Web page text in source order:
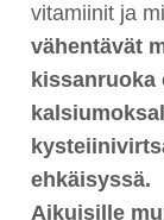
vitamiinit ja
vähentävät
kissanruoka
ehkäisyssä.
Aikuisille